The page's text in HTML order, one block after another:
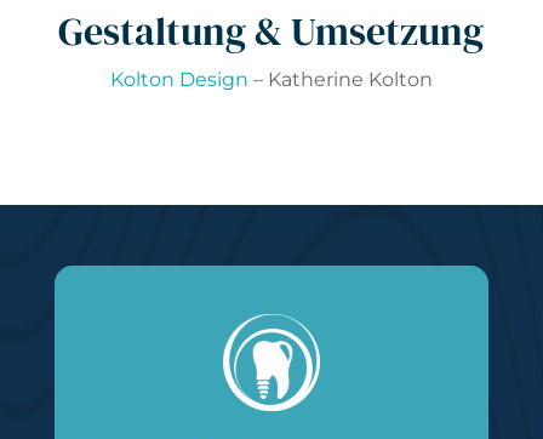
Gestaltung & Umsetzung
Kolton Design – Katherine Kolton